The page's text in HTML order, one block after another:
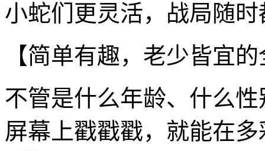
小蛇们更灵活，战局随
【简单有趣，老少皆宜
不管是什么年龄、什么
屏幕上戳戳戳，就能在